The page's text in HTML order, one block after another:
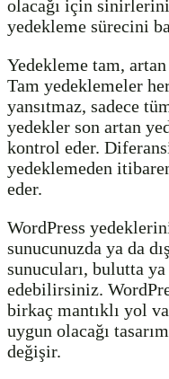
olacağı için
yedekleme sürecini
Yedekleme tam,
Tam yedeklemeler
yansıtmaz, sadece
yedekler son artan
kontrol eder.
yedeklemeden
eder.
WordPress
sunucunuzda ya da
sunucuları, bulutta
edebilirsiniz.
birkaç mantıklı yol
uygun olacağı
değişir.